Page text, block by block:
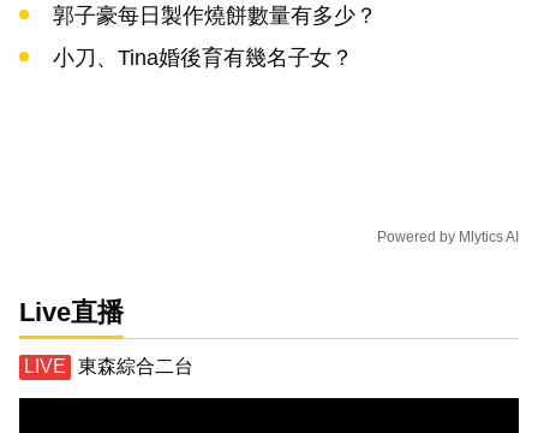
郭子豪每日製作燒餅數量有多少？
小刀、Tina婚後育有幾名子女？
Powered by Mlytics AI
Live直播
東森綜合二台